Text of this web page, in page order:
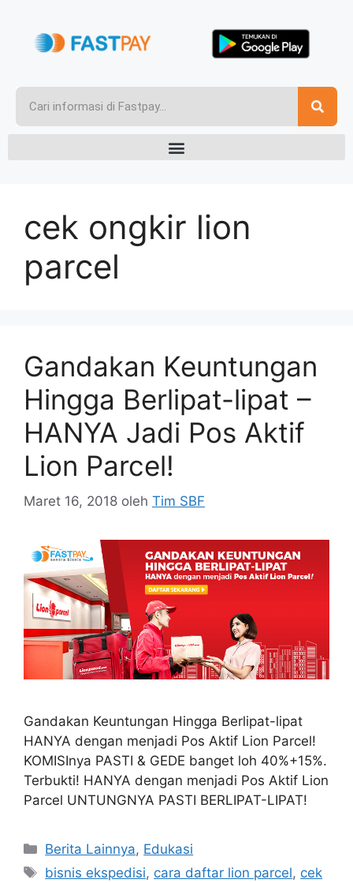
cek ongkir lion
parcel
Gandakan Keuntungan
Hingga Berlipat-lipat –
HANYA Jadi Pos Aktif
Lion Parcel!
Maret 16, 2018 oleh Tim SBF
Gandakan Keuntungan Hingga Berlipat-lipat
HANYA dengan menjadi Pos Aktif Lion Parcel!
KOMISInya PASTI & GEDE banget loh 40%+15%.
Terbukti! HANYA dengan menjadi Pos Aktif Lion
Parcel UNTUNGNYA PASTI BERLIPAT-LIPAT!
Berita Lainnya, Edukasi
bisnis ekspedisi, cara daftar lion parcel, cek